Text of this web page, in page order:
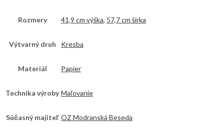
Rozmery 41,9 cm výška, 57,7 cm šírka
Výtvarný druh Kresba
Materiál Papier
Technika výroby Maľovanie
Súčasný majiteľ OZ Modranská Beseda